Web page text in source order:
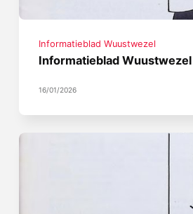
Informatieblad Wuustwezel
Informatieblad
16/01/2026